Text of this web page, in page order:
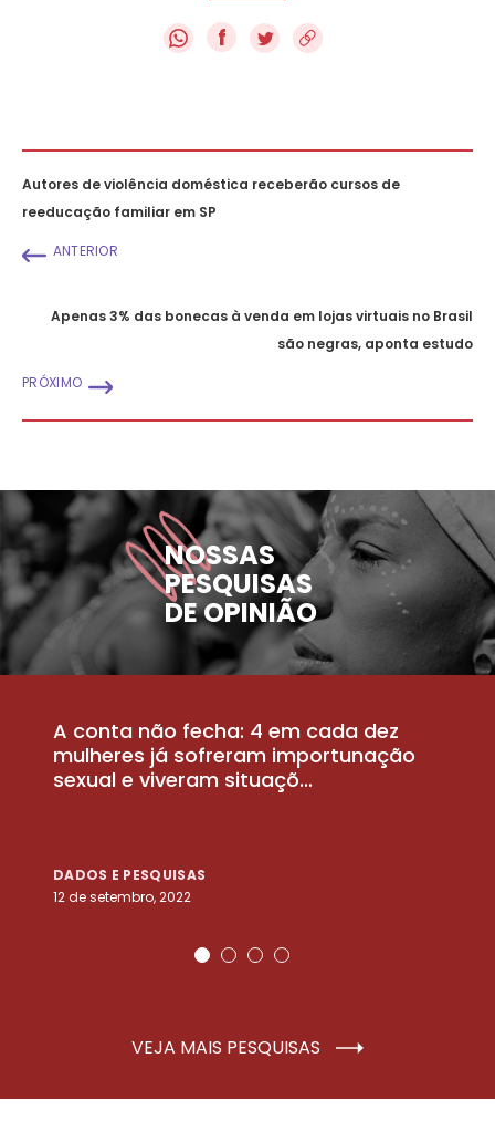
f
Autores de violência doméstica receberão cursos de
reeducação familiar em SP
ANTERIOR
Apenas 3% das bonecas à venda em lojas virtuais no Brasil
são negras, aponta estudo
PRÓXIMO
NOSSAS
PESQUISAS
DE OPINIÃO
A conta não fecha: 4 em cada dez
mulheres já sofreram importunação
sexual e viveram situaçõ...
DADOS E PESQUISAS
12 de setembro, 2022
VEJA MAIS PESQUISAS